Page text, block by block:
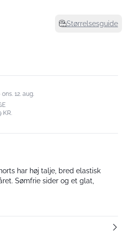
Størrelsesguide
12. aug.
KR.
har høj talje, bred elastisk
Sømfrie sider og et glat,